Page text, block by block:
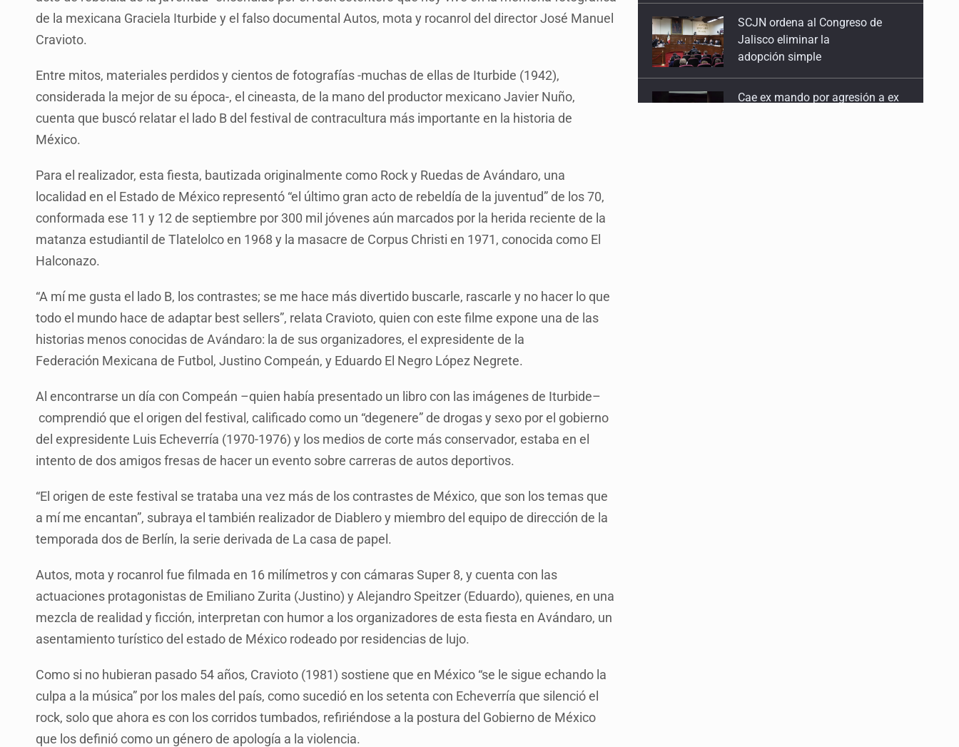
de la mexicana Graciela Iturbide y el falso documental Autos, mota y rocanrol del director José Manuel
Cravioto.
Entre mitos, materiales perdidos y cientos de fotografías -muchas de ellas de Iturbide (1942),
considerada la mejor de su época-, el cineasta, de la mano del productor mexicano Javier Nuño,
cuenta que buscó relatar el lado B del festival de contracultura más importante en la historia de
México.
Para el realizador, esta fiesta, bautizada originalmente como Rock y Ruedas de Avándaro, una
localidad en el Estado de México representó “el último gran acto de rebeldía de la juventud” de los 70,
conformada ese 11 y 12 de septiembre por 300 mil jóvenes aún marcados por la herida reciente de la
matanza estudiantil de Tlatelolco en 1968 y la masacre de Corpus Christi en 1971, conocida como El
Halconazo.
“A mí me gusta el lado B, los contrastes; se me hace más divertido buscarle, rascarle y no hacer lo que
todo el mundo hace de adaptar best sellers”, relata Cravioto, quien con este filme expone una de las
historias menos conocidas de Avándaro: la de sus organizadores, el expresidente de la
Federación Mexicana de Futbol, Justino Compeán, y Eduardo El Negro López Negrete.
Al encontrarse un día con Compeán –quien había presentado un libro con las imágenes de Iturbide–
comprendió que el origen del festival, calificado como un “degenere” de drogas y sexo por el gobierno
del expresidente Luis Echeverría (1970-1976) y los medios de corte más conservador, estaba en el
intento de dos amigos fresas de hacer un evento sobre carreras de autos deportivos.
“El origen de este festival se trataba una vez más de los contrastes de México, que son los temas que
a mí me encantan”, subraya el también realizador de Diablero y miembro del equipo de dirección de la
temporada dos de Berlín, la serie derivada de La casa de papel.
Autos, mota y rocanrol fue filmada en 16 milímetros y con cámaras Super 8, y cuenta con las
actuaciones protagonistas de Emiliano Zurita (Justino) y Alejandro Speitzer (Eduardo), quienes, en una
mezcla de realidad y ficción, interpretan con humor a los organizadores de esta fiesta en Avándaro, un
asentamiento turístico del estado de México rodeado por residencias de lujo.
Como si no hubieran pasado 54 años, Cravioto (1981) sostiene que en México “se le sigue echando la
culpa a la música” por los males del país, como sucedió en los setenta con Echeverría que silenció el
rock, solo que ahora es con los corridos tumbados, refiriéndose a la postura del Gobierno de México
que los definió como un género de apología a la violencia.
adopción simple
Cae ex mando por agresión a ex
pareja y procesan a agente por
abuso a menor